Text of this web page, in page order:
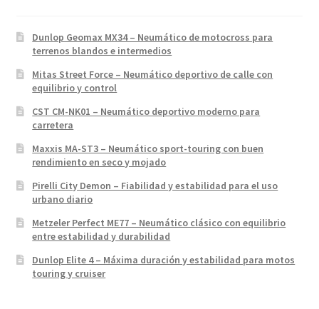
Dunlop Geomax MX34 – Neumático de motocross para
terrenos blandos e intermedios
Mitas Street Force – Neumático deportivo de calle con
equilibrio y control
CST CM-NK01 – Neumático deportivo moderno para
carretera
Maxxis MA-ST3 – Neumático sport-touring con buen
rendimiento en seco y mojado
Pirelli City Demon – Fiabilidad y estabilidad para el uso
urbano diario
Metzeler Perfect ME77 – Neumático clásico con equilibrio
entre estabilidad y durabilidad
Dunlop Elite 4 – Máxima duración y estabilidad para motos
touring y cruiser